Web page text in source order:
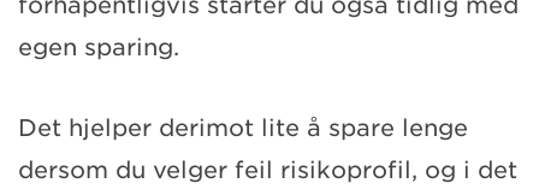
egen sparing.
Det hjelper derimot lite å spare lenge
dersom du velger feil risikoprofil, og i det